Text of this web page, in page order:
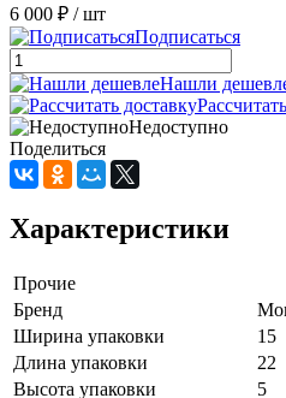
6 000 ₽ / шт
Подписаться
Нашли
Недоступно
Поделиться
Характеристики
Прочие
Бренд
Ширина упаковки
15
Длина упаковки
22
Высота упаковки
5